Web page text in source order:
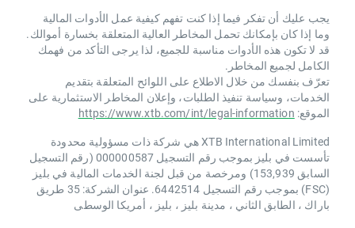
يجب عليك أن تفكر فيما إذا كنت تفهم كيفية عمل الأدوات المالية
وما إذا كان بإمكانك تحمل المخاطر العالية المتعلقة بخسارة أموالك.
قد لا تكون هذه الأدوات مناسبة للجميع، لذا يرجى التأكد من فهمك
الكامل لجميع المخاطر.
تعرّف بنفسك من خلال الاطلاع على اللوائح المتعلقة بتقديم
الخدمات، وسياسة تنفيذ الطلبات، وإعلان المخاطر الاستثمارية على
الموقع: https://www.xtb.com/int/legal-information
XTB International Limited هي شركة ذات مسؤولية محدودة
تأسست في بليز بموجب رقم التسجيل 000000587 (رقم التسجيل
السابق 153,939) ومرخصة من قبل لجنة الخدمات المالية في بليز
(FSC) بموجب رقم التسجيل 6442514. عنوان الشركة: 35 طريق
باراك ، الطابق الثاني ، مدينة بليز ، بليز ، أمريكا الوسطى